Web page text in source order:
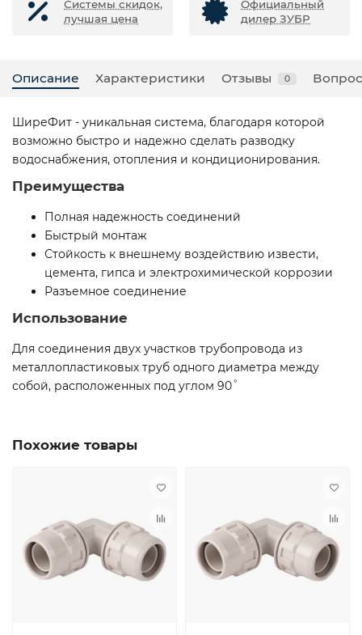
Системы скидок,
лучшая цена
Официальный
дилер ЗУБР
Описание Характеристики Отзывы 0
ШиреФит - уникальная система, благодаря которой
возможно быстро и надежно сделать разводку
водоснабжения, отопления и кондиционирования.
Преимущества
Полная надежность соединений
Быстрый монтаж
Стойкость к внешнему воздействию извести,
цемента, гипса и электрохимической коррозии
Разъемное соединение
Использование
Для соединения двух участков трубопровода из
металлопластиковых труб одного диаметра между
собой, расположенных под углом 90˚
Похожие товары